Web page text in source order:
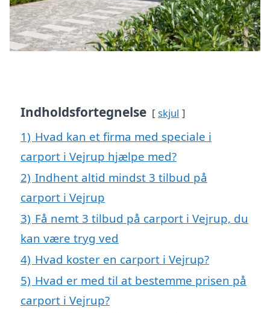
Indholdsfortegnelse skjul
1) Hvad kan et firma med speciale i
carport i Vejrup hjælpe med?
2) Indhent altid mindst 3 tilbud på
carport i Vejrup
3) Få nemt 3 tilbud på carport i Vejrup, du
kan være tryg ved
4) Hvad koster en carport i Vejrup?
5) Hvad er med til at bestemme prisen på
carport i Vejrup?